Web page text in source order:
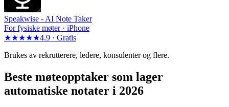
Speakwise - AI Note Taker
For fysiske møter · iPhone
★★★★★4.9 · Gratis
Brukes av rekrutterere, ledere, konsulenter og flere.
Beste møteopptaker som lager
automatiske notater i 2026